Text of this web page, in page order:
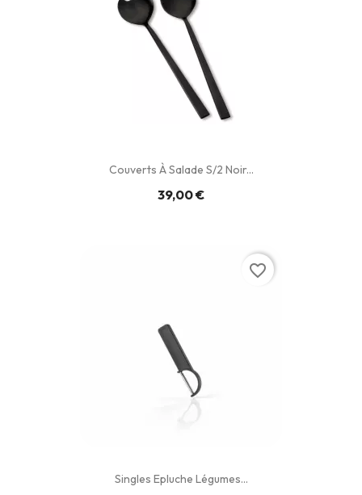
Couverts À Salade S/2 Noir...
39,00 €
Singles Epluche Légumes...
favorite_border